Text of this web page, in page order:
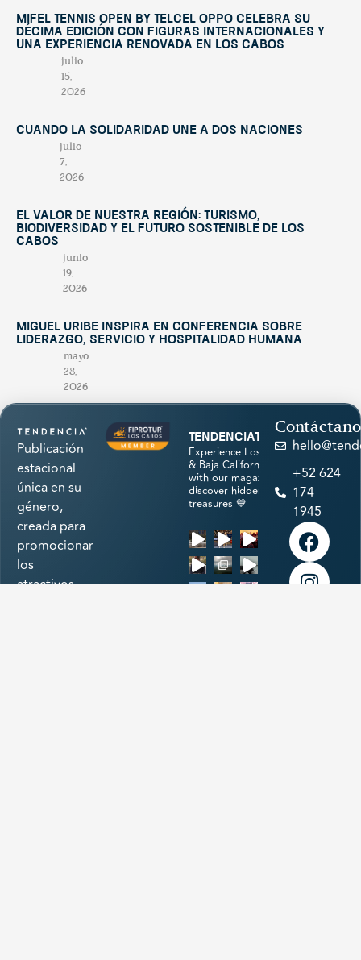
Mifel Tennis Open by Telcel Oppo celebra su
décima edición con figuras internacionales y
una experiencia renovada en Los Cabos
julio
15,
2026
Cuando la solidaridad une a dos naciones
julio
7,
2026
El valor de nuestra región: turismo,
biodiversidad y el futuro sostenible de Los
Cabos
junio
19,
2026
Miguel Uribe inspira en conferencia sobre
liderazgo, servicio y hospitalidad humana
mayo
28,
2026
Publicación
estacional
única en su
género,
creada para
promocionar
los
atractivos
tendenciatravel
Experience Los Cabos
& Baja California Sur
with our magazine &
discover hidden
treasures 💙
+52 624
174
1945